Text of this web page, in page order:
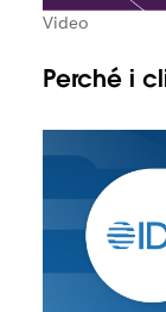
Video
Perché i